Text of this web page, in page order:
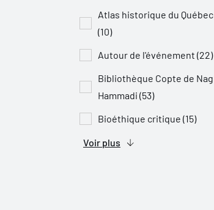
Atlas historique du Québec
(10)
Autour de l'événement (22)
Bibliothèque Copte de Nag
Hammadi (53)
Bioéthique critique (15)
Voir plus